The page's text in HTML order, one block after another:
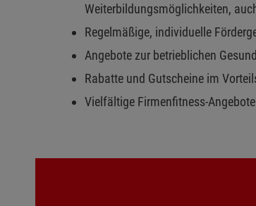
Weiterbildungsmöglichkeiten,
Regelmäßige, individuelle
Angebote zur betrieblichen
Rabatte und Gutscheine im
Vielfältige Firmenfitness-Angebote